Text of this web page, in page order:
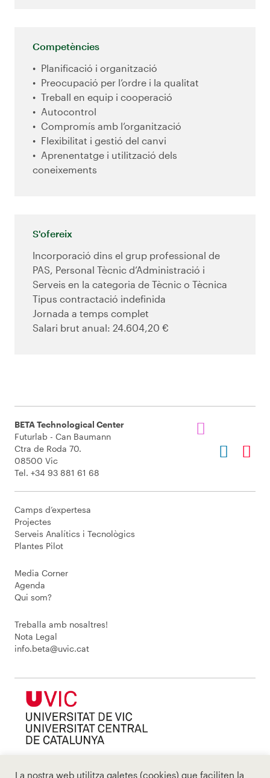
Competències
Planificació i organització
Preocupació per l’ordre i la qualitat
Treball en equip i cooperació
Autocontrol
Compromís amb l’organització
Flexibilitat i gestió del canvi
Aprenentatge i utilització dels
coneixements
S'ofereix
Incorporació dins el grup professional de
PAS, Personal Tècnic d’Administració i
Serveis en la categoria de Tècnic o Tècnica
Tipus contractació indefinida
Jornada a temps complet
Salari brut anual: 24.604,20 €
BETA Technological Center
Futurlab - Can Baumann
Ctra de Roda 70.
08500 Vic
Tel. +34 93 881 61 68
Camps d’expertesa
Projectes
Serveis Analítics i Tecnològics
Plantes Pilot
Media Corner
Agenda
Qui som?
Treballa amb nosaltres!
Nota Legal
info.beta@uvic.cat
La nostra web utilitza galetes (cookies) que faciliten la